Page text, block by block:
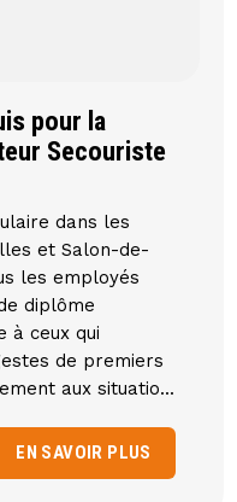
pour la
Secouriste
dans les
et Salon-de-
les employés
diplôme
à ceux qui
de premiers
aux situatio...
EN SAVOIR PLUS